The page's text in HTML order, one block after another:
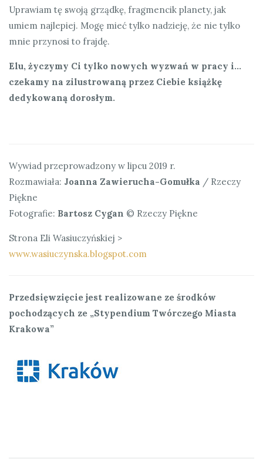
Uprawiam tę swoją grządkę, fragmencik planety, jak
umiem najlepiej. Mogę mieć tylko nadzieję, że nie tylko
mnie przynosi to frajdę.
Elu, życzymy Ci tylko nowych wyzwań w pracy i…
czekamy na zilustrowaną przez Ciebie książkę
dedykowaną dorosłym.
Wywiad przeprowadzony w lipcu 2019 r.
Rozmawiała: Joanna Zawierucha-Gomułka / Rzeczy
Piękne
Fotografie: Bartosz Cygan © Rzeczy Piękne
Strona Eli Wasiuczyńskiej >
www.wasiuczynska.blogspot.com
Przedsięwzięcie jest realizowane ze środków
pochodzących ze „Stypendium Twórczego Miasta
Krakowa”